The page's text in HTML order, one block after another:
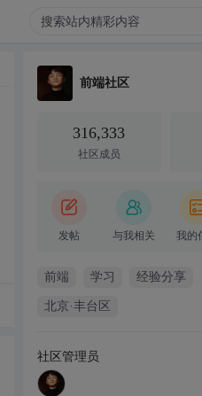
前端社区
316,333
社区成员
发帖 与我相关 我的
前端 学习 经验分享
北京·丰台区
社区管理员